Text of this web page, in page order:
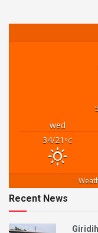
wed
34/21 °C
Recent News
Giridih